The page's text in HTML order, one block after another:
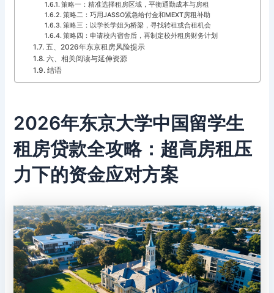
策略一：精准选择租房区域，平衡通勤成本与房租
策略二：巧用JASSO紧急给付金和MEXT房租补助
策略三：以学长学姐为桥梁，寻找转租或合租机会
策略四：申请校内宿舎后，再制定校外租房财务计划
五、2026年东京租房风险提示
六、相关阅读与延伸资源
结语
2026年东京大学中国留学生
租房贷款全攻略：超高房租压
力下的资金应对方案